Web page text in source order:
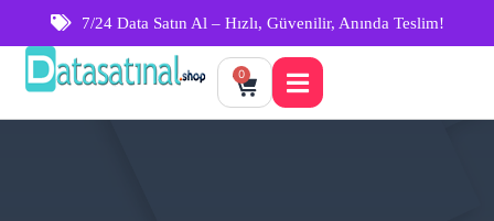
7/24 Data Satın Al – Hızlı, Güvenilir, Anında Teslim!
0